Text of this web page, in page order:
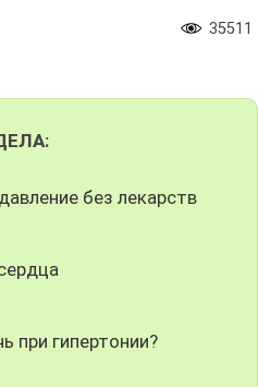
35511
без лекарств
при гипертонии?